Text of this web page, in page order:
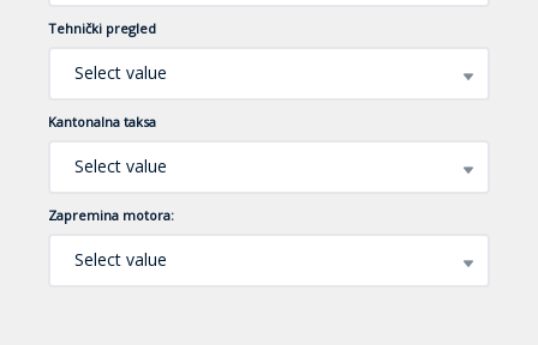
Tehnički pregled
Select value
Kantonalna taksa
Select value
Zapremina motora:
Select value